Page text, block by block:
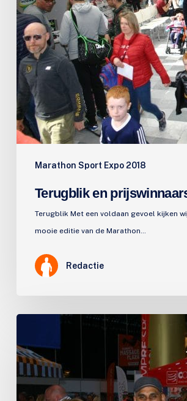
Marathon Sport Expo 2018
Terugblik en
Terugblik Met een voldaan gevoel kijken
mooie editie van de Marathon…
Redactie
het
startschot